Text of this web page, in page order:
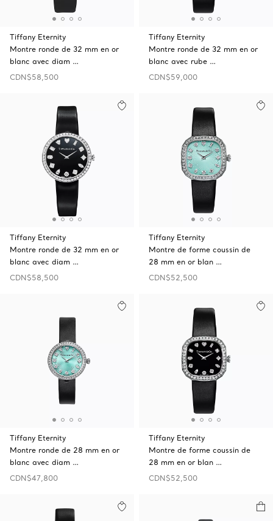
Tiffany Eternity
Montre ronde de 32 mm en or
blanc avec diam …
CDN$58,500
Tiffany Eternity
Montre ronde de 32 mm en or
blanc avec rube …
CDN$59,000
Tiffany Eternity
Montre ronde de 32 mm en or
blanc avec diam …
CDN$58,500
Tiffany Eternity
Montre de forme coussin de
28 mm en or blan …
CDN$52,500
Tiffany Eternity
Montre ronde de 28 mm en or
blanc avec diam …
CDN$47,800
Tiffany Eternity
Montre de forme coussin de
28 mm en or blan …
CDN$52,500